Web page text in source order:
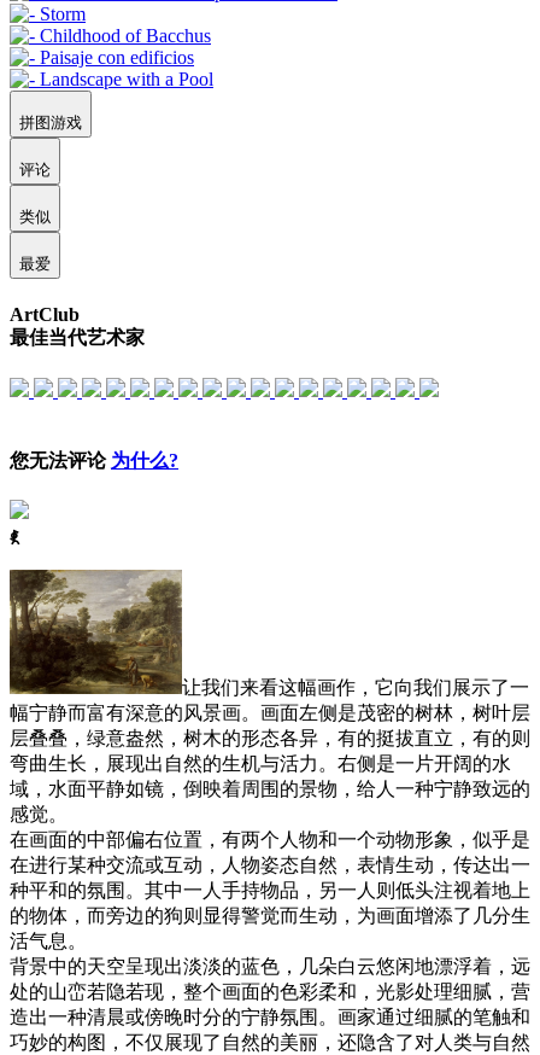
拼图游戏
评论
类似
最爱
ArtClub
最佳当代艺术家
您无法评论 为什么?
ꈅ
让我们来看这幅画作，它向我们展示了一
幅宁静而富有深意的风景画。画面左侧是茂密的树林，树叶层
层叠叠，绿意盎然，树木的形态各异，有的挺拔直立，有的则
弯曲生长，展现出自然的生机与活力。右侧是一片开阔的水
域，水面平静如镜，倒映着周围的景物，给人一种宁静致远的
感觉。
在画面的中部偏右位置，有两个人物和一个动物形象，似乎是
在进行某种交流或互动，人物姿态自然，表情生动，传达出一
种平和的氛围。其中一人手持物品，另一人则低头注视着地上
的物体，而旁边的狗则显得警觉而生动，为画面增添了几分生
活气息。
背景中的天空呈现出淡淡的蓝色，几朵白云悠闲地漂浮着，远
处的山峦若隐若现，整个画面的色彩柔和，光影处理细腻，营
造出一种清晨或傍晚时分的宁静氛围。画家通过细腻的笔触和
巧妙的构图，不仅展现了自然的美丽，还隐含了对人类与自然